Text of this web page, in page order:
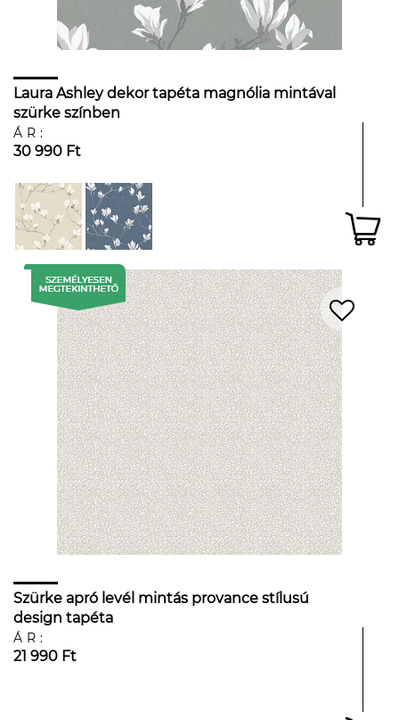
Laura Ashley dekor tapéta magnólia mintával
szürke színben
ÁR:
30 990 Ft
Szürke apró levél mintás provance stílusú
design tapéta
ÁR:
21 990 Ft